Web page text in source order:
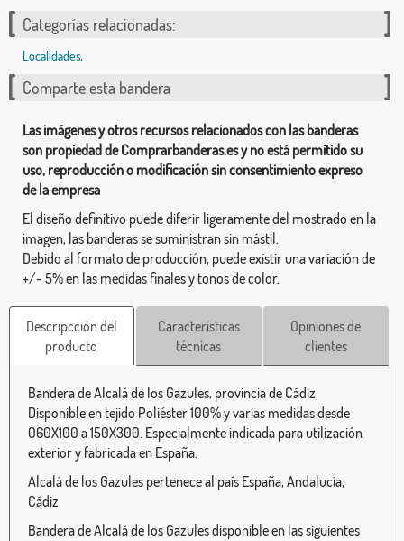
Categorías relacionadas:
Localidades,
Comparte esta bandera
Las imágenes y otros recursos relacionados con las banderas
son propiedad de Comprarbanderas.es y no está permitido su
uso, reproducción o modificación sin consentimiento expreso
de la empresa
El diseño definitivo puede diferir ligeramente del mostrado en la
imagen, las banderas se suministran sin mástil.
Debido al formato de producción, puede existir una variación de
+/- 5% en las medidas finales y tonos de color.
Descripcción del
producto
Características
técnicas
Opiniones de
clientes
Bandera de Alcalá de los Gazules, provincia de Cádiz.
Disponible en tejido Poliéster 100% y varias medidas desde
060X100 a 150X300. Especialmente indicada para utilización
exterior y fabricada en España.
Alcalá de los Gazules pertenece al país España, Andalucía,
Cádiz
Bandera de Alcalá de los Gazules disponible en las siguientes